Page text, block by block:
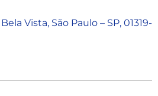
Vista, São Paulo – SP, 01319-